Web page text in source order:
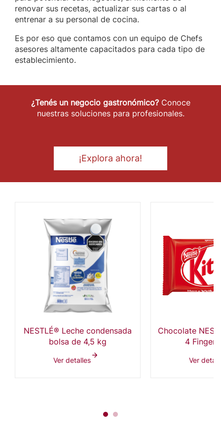
renovar sus recetas, actualizar sus cartas o al
entrenar a su personal de cocina.
Es por eso que contamos con un equipo de Chefs
asesores altamente capacitados para cada tipo de
establecimiento.
¿Tenés un negocio gastronómico?Conoce
nuestras soluciones para profesionales.
¡Explora ahora!
NESTLÉ® Leche condensada
bolsa de 4,5 kg
Ver detalles
Chocolate
4
Ver